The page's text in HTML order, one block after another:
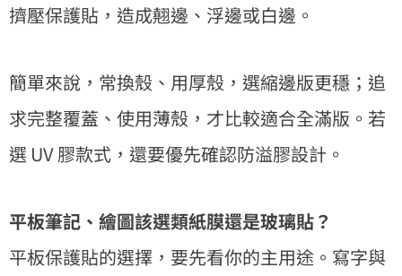
擠壓保護貼，造成翹邊、浮邊或白邊。
簡單來說，常換殼、用厚殼，選縮邊版更穩；追
求完整覆蓋、使用薄殼，才比較適合全滿版。若
選 UV 膠款式，還要優先確認防溢膠設計。
平板筆記、繪圖該選類紙膜還是玻璃貼？
平板保護貼的選擇，要先看你的主用途。寫字與